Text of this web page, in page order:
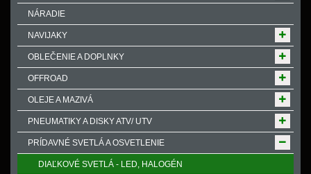
NÁRADIE
NAVIJAKY
OBLEČENIE A DOPLNKY
OFFROAD
OLEJE A MAZIVÁ
PNEUMATIKY A DISKY ATV/ UTV
PRÍDAVNÉ SVETLÁ A OSVETLENIE
DIAĽKOVÉ SVETLÁ - LED, HALOGÉN